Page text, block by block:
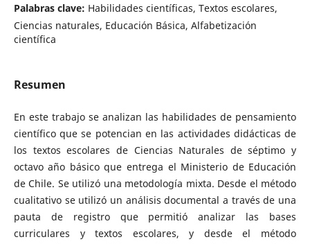
Palabras clave: Habilidades científicas, Textos escolares,
Ciencias naturales, Educación Básica, Alfabetización
científica
Resumen
En este trabajo se analizan las habilidades de pensamiento
científico que se potencian en las actividades didácticas de
los textos escolares de Ciencias Naturales de séptimo y
octavo año básico que entrega el Ministerio de Educación
de Chile. Se utilizó una metodología mixta. Desde el método
cualitativo se utilizó un análisis documental a través de una
pauta de registro que permitió analizar las bases
curriculares y textos escolares, y desde el método